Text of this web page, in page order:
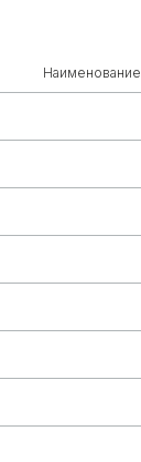
Наименование